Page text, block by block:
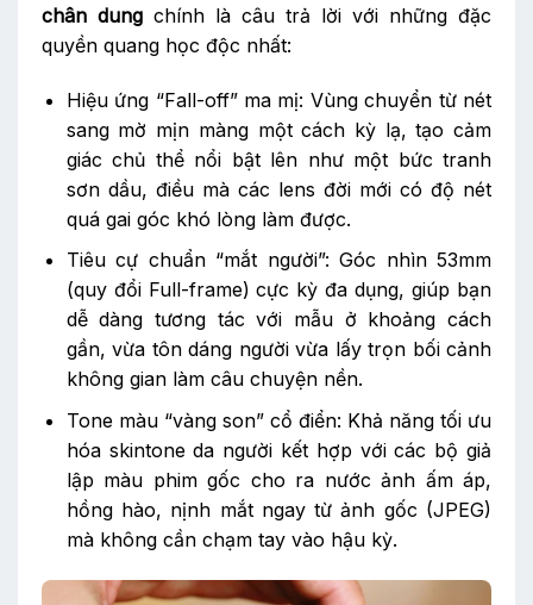
chân dung chính là câu trả lời với những đặc
quyền quang học độc nhất:
Hiệu ứng “Fall-off” ma mị: Vùng chuyển từ nét
sang mờ mịn màng một cách kỳ lạ, tạo cảm
giác chủ thể nổi bật lên như một bức tranh
sơn dầu, điều mà các lens đời mới có độ nét
quá gai góc khó lòng làm được.
Tiêu cự chuẩn “mắt người”: Góc nhìn 53mm
(quy đổi Full-frame) cực kỳ đa dụng, giúp bạn
dễ dàng tương tác với mẫu ở khoảng cách
gần, vừa tôn dáng người vừa lấy trọn bối cảnh
không gian làm câu chuyện nền.
Tone màu “vàng son” cổ điển: Khả năng tối ưu
hóa skintone da người kết hợp với các bộ giả
lập màu phim gốc cho ra nước ảnh ấm áp,
hồng hào, nịnh mắt ngay từ ảnh gốc (JPEG)
mà không cần chạm tay vào hậu kỳ.